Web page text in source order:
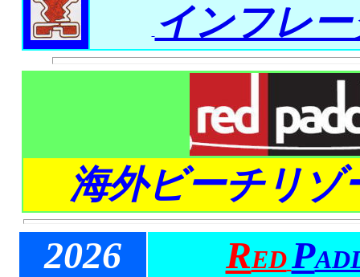
インフレ
海外ビーチリゾ
2026 REDP